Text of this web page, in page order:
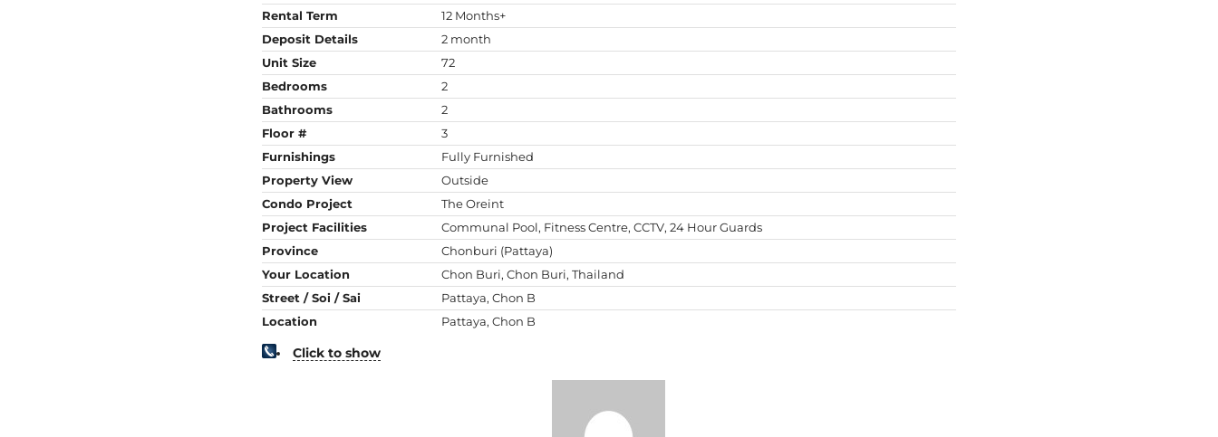
Rental Term
12 Months+
Deposit Details
2 month
Unit Size
72
Bedrooms
2
Bathrooms
2
Floor #
3
Furnishings
Fully Furnished
Property View
Outside
Condo Project
The Oreint
Project Facilities
Communal Pool, Fitness Centre, CCTV, 24 Hour Guards
Province
Chonburi (Pattaya)
Your Location
Chon Buri, Chon Buri, Thailand
Street / Soi / Sai
Pattaya, Chon B
Location
Pattaya, Chon B
Click to show